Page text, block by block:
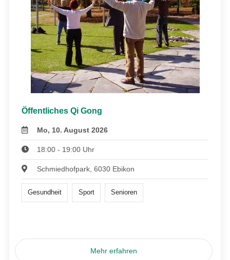
Öffentliches Qi Gong
Mo, 10. August 2026
18:00 - 19:00 Uhr
Schmiedhofpark, 6030 Ebikon
Gesundheit Sport Senioren
Mehr erfahren